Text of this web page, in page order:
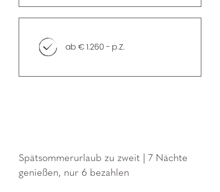
ab € 1.260 - p.Z.
Spätsommerurlaub zu zweit | 7 Nächte
genießen, nur 6 bezahlen